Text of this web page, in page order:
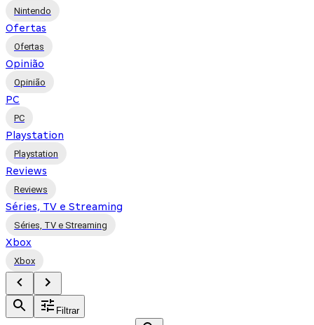
Nintendo
Ofertas
Ofertas
Opinião
Opinião
PC
PC
Playstation
Playstation
Reviews
Reviews
Séries, TV e Streaming
Séries, TV e Streaming
Xbox
Xbox
Filtrar